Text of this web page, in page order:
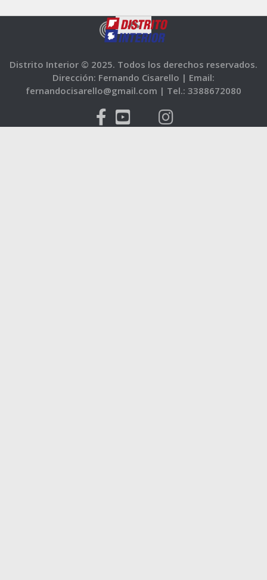
Distrito Interior © 2025. Todos los derechos reservados.
Dirección: Fernando Cisarello | Email:
fernandocisarello@gmail.com | Tel.: 3388672080